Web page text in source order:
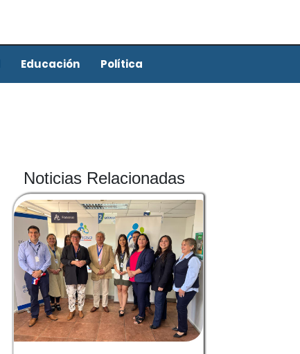
Educación Política
Noticias Relacionadas